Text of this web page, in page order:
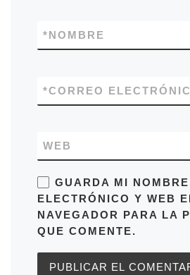
NOMBRE
*
CORREO
*
WEB
GUARDA MI
ELECTRÓNICO Y WEB
NAVEGADOR PARA LA
QUE COMENTE.